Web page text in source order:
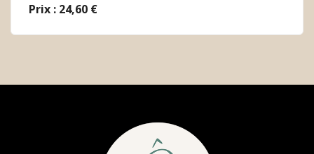
Prix : 24,60 €